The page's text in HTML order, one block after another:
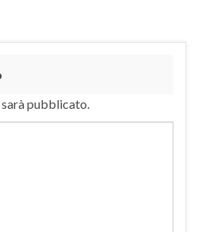
pubblicato.